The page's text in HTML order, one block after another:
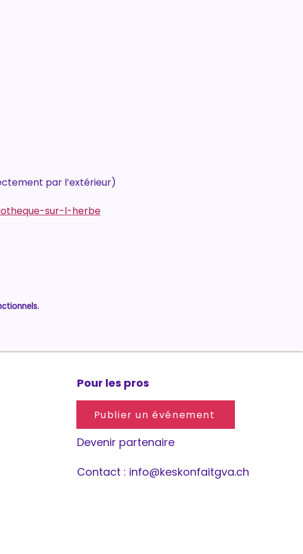
par l’extérieur)
sur-l-herbe
Pour les pros
Devenir partenaire
Contact : info@keskonfaitgva.ch
Publier un événement